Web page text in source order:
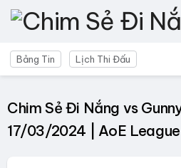
Bảng Tin Lịch Thi Đấu
Chim Sẻ Đi Nắng vs
17/03/2024 | AoE